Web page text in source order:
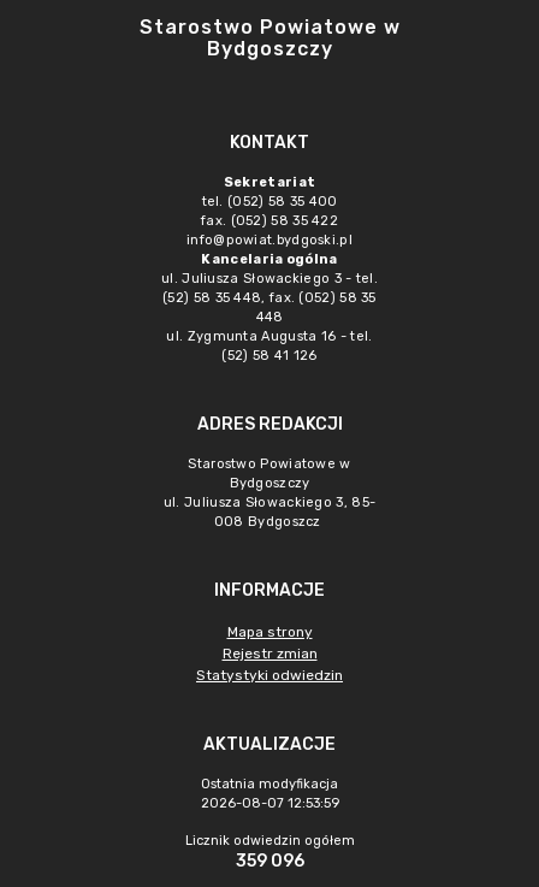
Starostwo Powiatowe w
Bydgoszczy
KONTAKT
Sekretariat
tel. (052) 58 35 400
fax. (052) 58 35 422
info@powiat.bydgoski.pl
Kancelaria ogólna
ul. Juliusza Słowackiego 3 - tel.
(52) 58 35 448, fax. (052) 58 35
448
ul. Zygmunta Augusta 16 - tel.
(52) 58 41 126
ADRES REDAKCJI
Starostwo Powiatowe w
Bydgoszczy
ul. Juliusza Słowackiego 3, 85-
008 Bydgoszcz
INFORMACJE
Mapa strony
Rejestr zmian
Statystyki odwiedzin
AKTUALIZACJE
Ostatnia modyfikacja
2026-08-07 12:53:59
Licznik odwiedzin ogółem
359 096